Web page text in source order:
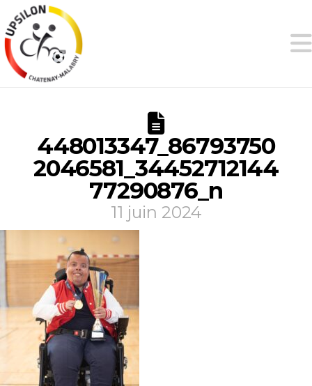
448013347_86793750
2046581_34452712144
77290876_n
11 juin 2024